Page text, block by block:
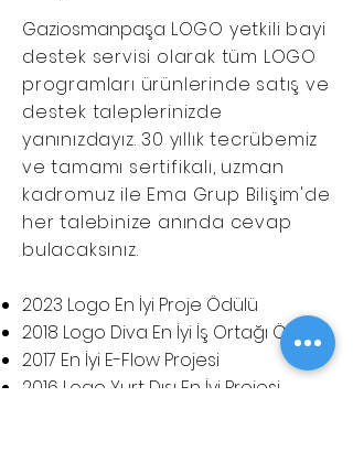
Gaziosmanpaşa LOGO yetkili bayi
destek servisi olarak tüm LOGO
programları ürünlerinde satış ve
destek taleplerinizde
yanınızdayız. 30 yıllık tecrübemiz
ve tamamı sertifikalı, uzman
kadromuz ile Ema Grup Bilişim'de
her talebinize anında cevap
bulacaksınız.
2023 Logo En İyi Proje Ödülü
2018 Logo Diva En İyi İş Ortağı Ödülü
​2017 En İyi E-Flow Projesi
2016 Logo Yurt Dışı En İyi Projesi